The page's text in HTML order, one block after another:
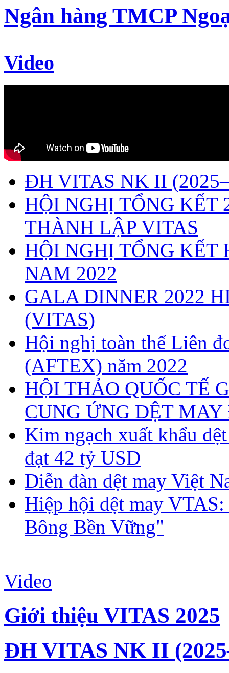
Ngân hàng TMCP
Video
ĐH VITAS NK II
HỘI NGHỊ TỔNG
THÀNH LẬP VITAS
HỘI NGHỊ TỔNG KẾT
NAM 2022
GALA DINNER 2022
(VITAS)
Hội nghị toàn thể Liên
(AFTEX) năm 2022
HỘI THẢO QUỐC TẾ
CUNG ỨNG DỆT
Kim ngạch xuất khẩu
đạt 42 tỷ USD
Diễn đàn dệt may Việt
Hiệp hội dệt may
Bông Bền Vững"
Video
Giới thiệu VITAS 2025
ĐH VITAS NK II